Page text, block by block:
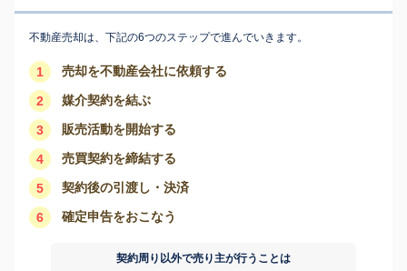
不動産売却は、下記の6つのステップで進んでいきます。
1 売却を不動産会社に依頼する
2 媒介契約を結ぶ
3 販売活動を開始する
4 売買契約を締結する
5 契約後の引渡し・決済
6 確定申告をおこなう
契約周り以外で売り主が行うことは